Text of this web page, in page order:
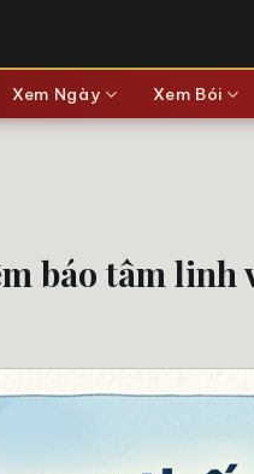
Xem Ngày Xem Bói
báo tâm linh